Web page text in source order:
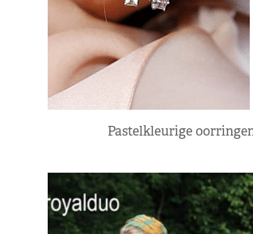
Pastelkleurige